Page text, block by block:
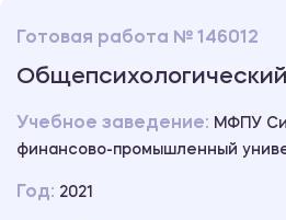
Готовая работа № 146012
Учебное заведение: МФПУ
финансово-промышленный
Год: 2021